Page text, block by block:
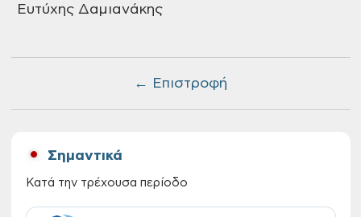
← Επιστροφή
Ευτύχης Δαμιανάκης
Σημαντικά
Κατά την τρέχουσα περίοδο